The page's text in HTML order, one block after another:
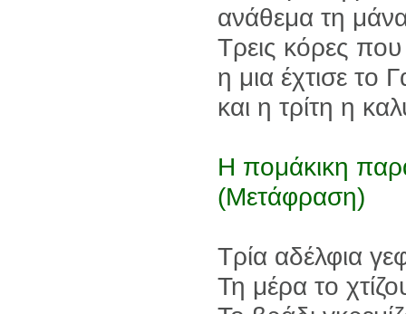
ανάθεμα τη
Τρεις κόρες που
η μια έχτισε το
και η τρίτη η
Η πομάκικη
(Μετάφραση)
Τρία αδέλφια
Τη μέρα το